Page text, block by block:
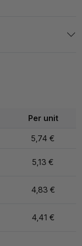
Per unit
5,74 €
5,13 €
4,83 €
4,41 €